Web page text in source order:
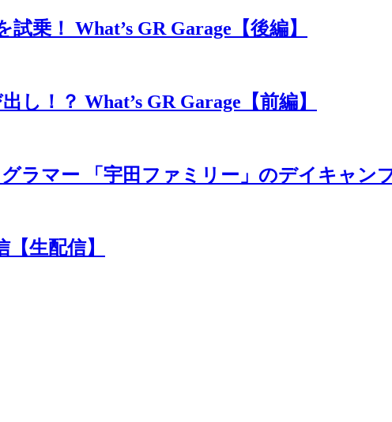
乗！ What’s GR Garage【後編】
！？ What’s GR Garage【前編】
ラマー 「宇田ファミリー」のデイキャン
生配信】